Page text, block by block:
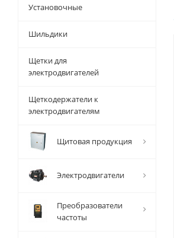
Установочные
Шильдики
Щетки для
электродвигателей
Щеткодержатели к
электродвигателям
Щитовая продукция
Электродвигатели
Преобразователи
частоты